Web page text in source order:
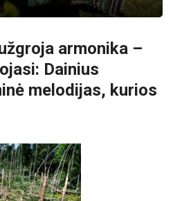
armonika –
Dainius
melodijas, kurios